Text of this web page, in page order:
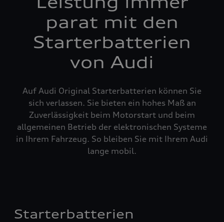
parat mit den
Starterbatterien
von Audi
Auf Audi Original Starterbatterien können Sie
sich verlassen. Sie bieten ein hohes Maß an
Zuverlässigkeit beim Motorstart und beim
allgemeinen Betrieb der elektronischen Systeme
in Ihrem Fahrzeug. So bleiben Sie mit Ihrem Audi
lange mobil.
Starterbatterien